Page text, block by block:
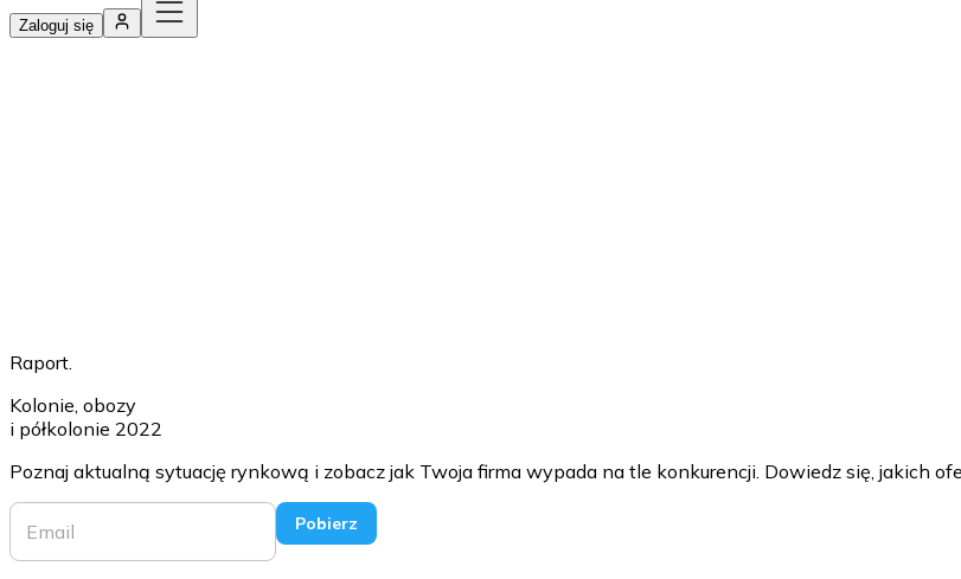
Zaloguj się
Raport.
Kolonie, obozy
i półkolonie 2022
Poznaj aktualną sytuację rynkową i zobacz jak Twoja firma wypada na tle konkurencji. Dowiedz się, jakich
Pobierz